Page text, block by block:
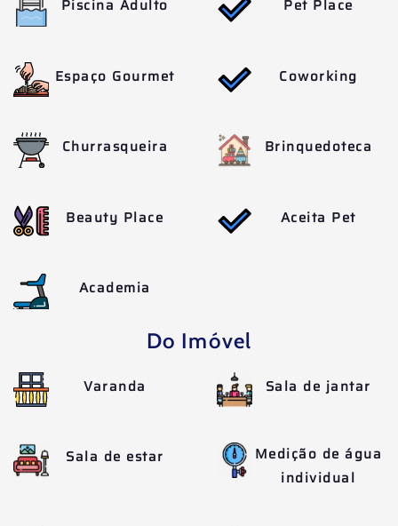
Piscina Adulto Pet Place
Espaço Gourmet Coworking
Churrasqueira Brinquedoteca
Beauty Place Aceita Pet
Academia
Do Imóvel
Varanda Sala de jantar
Sala de estar
Medição de água
individual